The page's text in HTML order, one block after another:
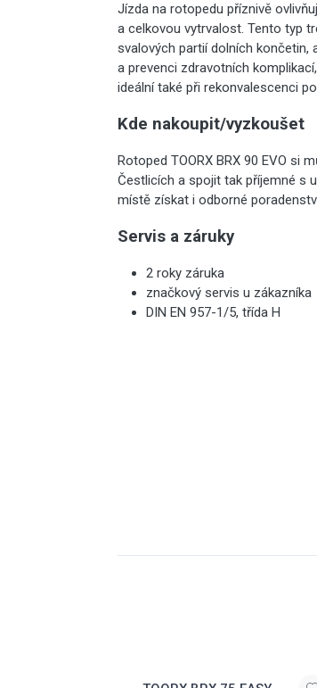
Jízda na rotopedu příznivě
a celkovou vytrvalost. Tento typ
svalových partií dolních končetin,
a prevenci zdravotních
ideální také při rekonvalescenci
Kde nakoupit/vyzkoušet
Rotoped TOORX BRX 90 EVO si
Čestlicích a spojit tak příjemné s
místě získat i odborné
Servis a záruky
2 roky záruka
značkový servis u zákazníka
DIN EN 957-1/5, třída H